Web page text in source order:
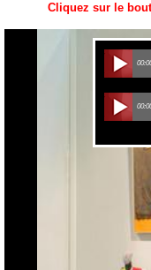
Cliquez sur le